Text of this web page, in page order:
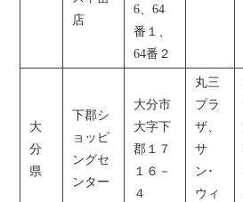
店
6、64
番１、
64番２
大
分
県
下郡シ
ョッピ
ングセ
ンター
大分市
大字下
郡１７
１６－
４
丸三
プラ
ザ、
サ
ン･
ウィ